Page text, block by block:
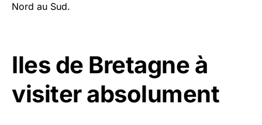
Nord au Sud.
Iles de Bretagne à
visiter absolument